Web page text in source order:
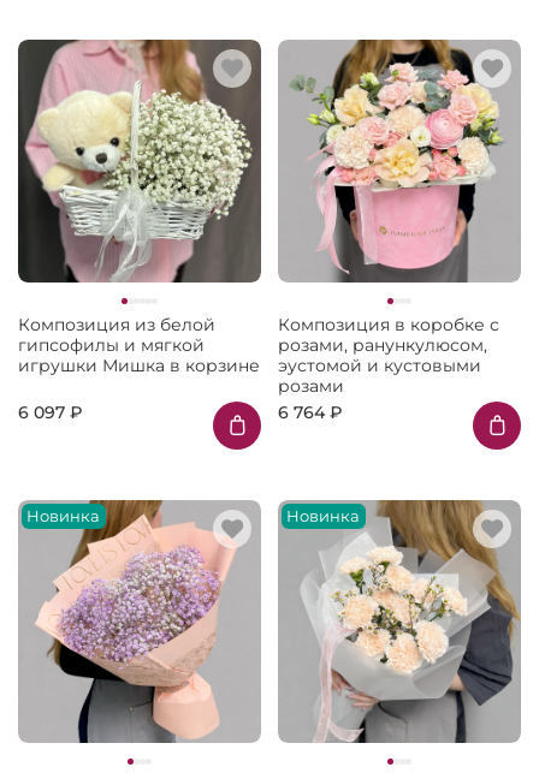
Композиция из белой
гипсофилы и мягкой
игрушки Мишка в корзине
6 097 ₽
Композиция в коробке с
розами, ранункулюсом,
эустомой и кустовыми
розами
6 764 ₽
Новинка Новинка